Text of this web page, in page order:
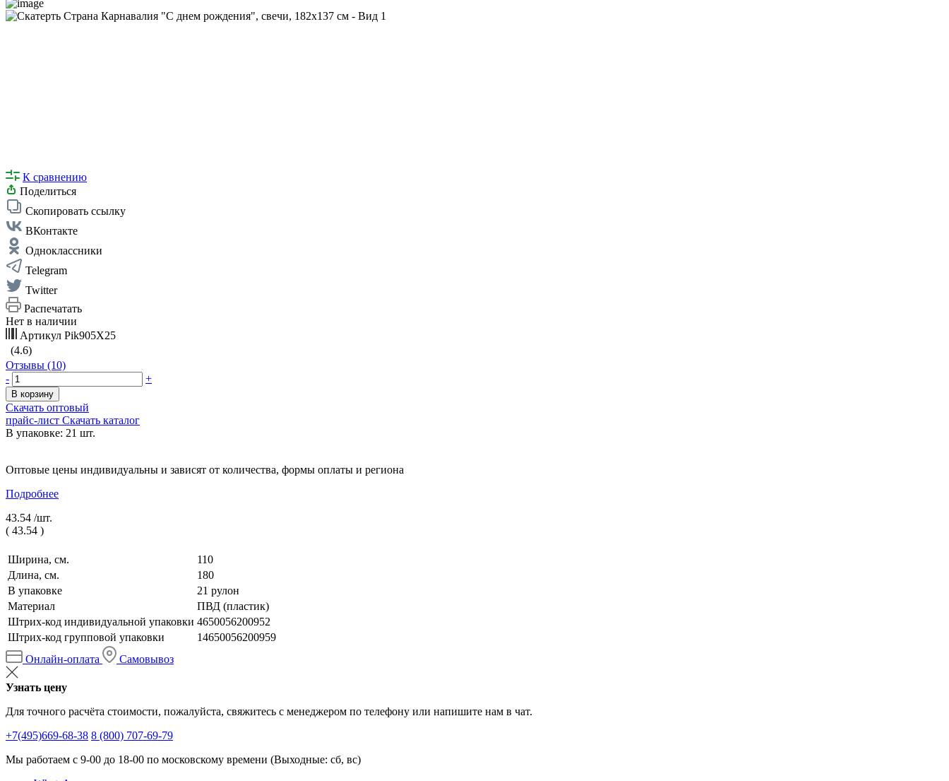
К сравнению
Поделиться
Скопировать ссылку
ВКонтакте
Одноклассники
Telegram
Twitter
Распечатать
Нет в наличии
Артикул Pik905X25
(4.6)
Отзывы (10)
-
+
В корзину
Скачать оптовый
прайс-лист Скачать каталог
В упаковке: 21 шт.
Оптовые цены индивидуальны и зависят от количества, формы оплаты и региона
Подробнее
43.54 /шт.
( 43.54 )
Ширина, см.
110
Длина, см.
180
В упаковке
21 рулон
Материал
ПВД (пластик)
Штрих-код индивидуальной упаковки 4650056200952
Штрих-код групповой упаковки
14650056200959
Онлайн-оплата
Самовывоз
Узнать цену
Для точного расчёта стоимости, пожалуйста, свяжитесь с менеджером по телефону или напишите нам в чат.
+7(495)669-68-38 8 (800) 707-69-79
Мы работаем с 9-00 до 18-00 по московскому времени (Выходные: сб, вс)